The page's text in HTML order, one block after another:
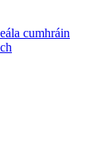
cumhráin